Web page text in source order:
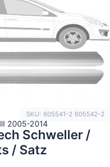
SKU: 605541-2 605542-2
2005-2014
Schweller /
/ Satz